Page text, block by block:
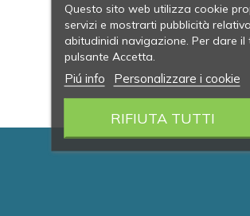
Questo sito web utilizza cookie
servizi e mostrarti pubblicità
abitudinidi navigazione. Per dare
pulsante Accetta.
Piú info Personalizzare i cookie
RIFIUTA TUTTI